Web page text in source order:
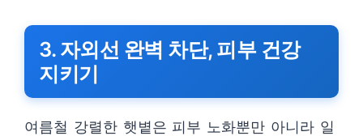
3. 자외선 완벽 차단, 피부 건강
지키기
여름철 강렬한 햇볕은 피부 노화뿐만 아니라 일